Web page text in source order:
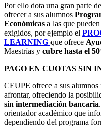
Por ello dota una gran parte
ofrecer a sus alumnos
Económicas a las que
exigidos, por ejemplo el
LEARNING que ofrece
Maestrías y cubre hasta el
PAGO EN CUOTAS SIN
CEUPE ofrece a sus
afrontar, ofreciendo la
sin intermediación bancaria
orientador académico que
dependiendo del programa